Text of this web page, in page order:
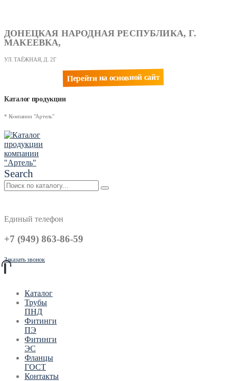
ДОНЕЦКАЯ НАРОДНАЯ РЕСПУБЛИКА, Г.
МАКЕЕВКА,
УЛ. ТАЁЖНАЯ, Д. 2Г
Перейти на основной сайт
Каталог продукции
* Компании "Артель"
Search
Единый телефон
+7 (949) 863-86-59
Заказать звонок
Каталог
Трубы
ПНД
Фитинги
ПЭ
Фитинги
ЭС
Фланцы
ГОСТ
Контакты